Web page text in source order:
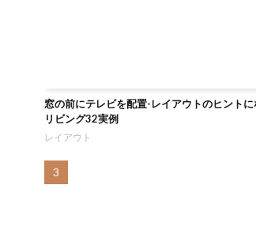
窓の前にテレビを配置-レイアウトのヒントに
リビング32実例
レイアウト